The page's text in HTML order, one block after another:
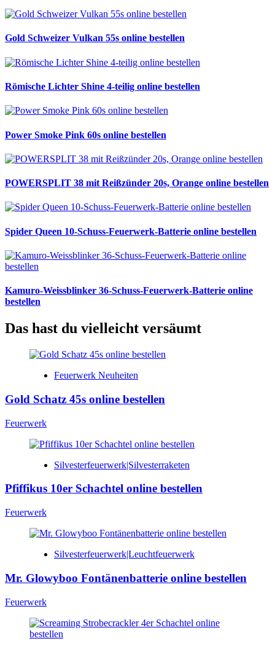
Gold Schweizer Vulkan 55s online bestellen
Römische Lichter Shine 4-teilig online bestellen
Power Smoke Pink 60s online bestellen
POWERSPLIT 38 mit Reißzünder 20s, Orange online bestellen
Spider Queen 10-Schuss-Feuerwerk-Batterie online bestellen
Kamuro-Weissblinker 36-Schuss-Feuerwerk-Batterie online
bestellen
Das hast du vielleicht versäumt
Feuerwerk Neuheiten
Gold Schatz 45s online bestellen
Feuerwerk
Silvesterfeuerwerk|Silvesterraketen
Pfiffikus 10er Schachtel online bestellen
Feuerwerk
Silvesterfeuerwerk|Leuchtfeuerwerk
Mr. Glowyboo Fontänenbatterie online bestellen
Feuerwerk